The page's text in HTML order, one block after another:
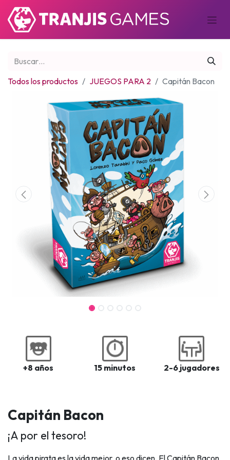
Todos los productos JUEGOS PARA 2 Capitán Bacon
+8 años 15 minutos 2-6 jugadores
Capitán Bacon
¡A por el tesoro!
La vida pirata es la vida mejor, o eso dicen. El Capitán Bacon